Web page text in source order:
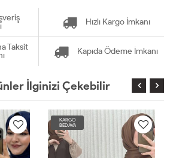
Hızlı Kargo İmkanı
Taksit
Kapıda Ödeme İmkanı
İlginizi Çekebilir
KARGO
BEDAVA